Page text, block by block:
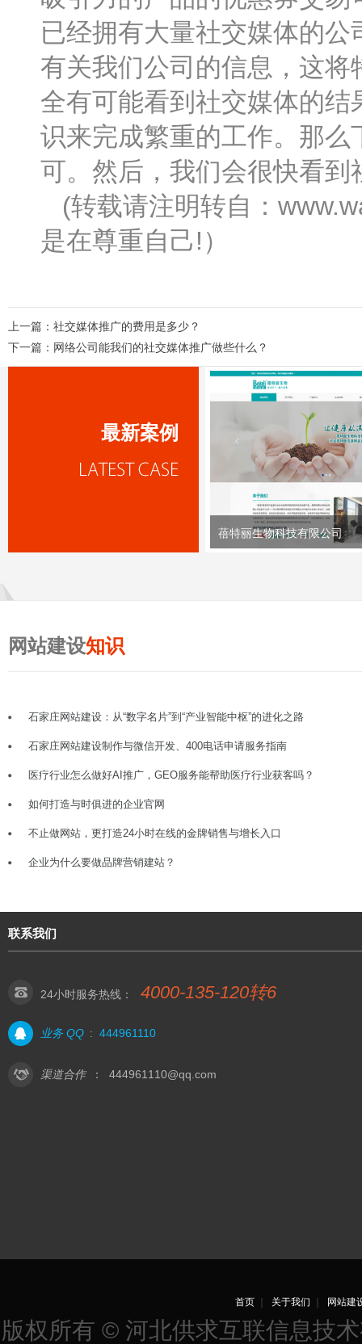
已经拥有大量社交媒体的
有关我们公司的信息，这
全有可能看到社交媒体的
识来完成繁重的工作。那
可。然后，我们会很快看
(转载请注明转自：
是在尊重自己!）
上一篇： 社交媒体推广的费用是多少？
下一篇： 网络公司能我们的社交媒体推广做些什么？
最新案例
蓓特丽生物科技有限公司
网站建设知识
石家庄网站建设：从“数字名片”到“产业智能中枢”的进化之路
石家庄网站建设制作与微信开发、400电话申请服务指南
医疗行业怎么做好AI推广，GEO服务能帮助医疗行业获客吗？
如何打造与时俱进的企业官网
不止做网站，更打造24小时在线的金牌销售与增长入口
企业为什么要做品牌营销建站？
联系我们
24小时服务热线： 4000-135-120转6
业务 QQ : 444961110
渠道合作 ： 444961110@qq.com
首页｜ 关于我们 网站建
版权所有 © 河北供求互联信息技